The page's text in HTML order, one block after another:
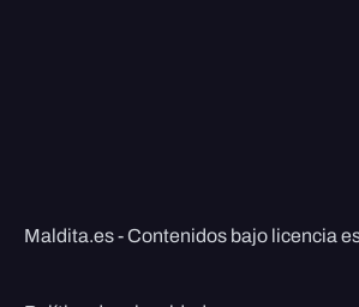
Maldita.es - Contenidos bajo licencia